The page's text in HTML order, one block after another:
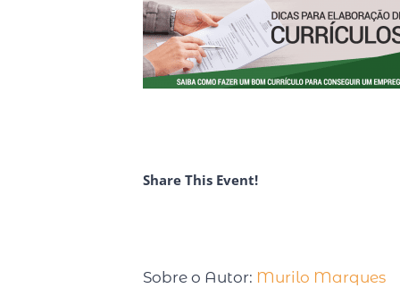
Share This Event!
Sobre o Autor: Murilo Marques